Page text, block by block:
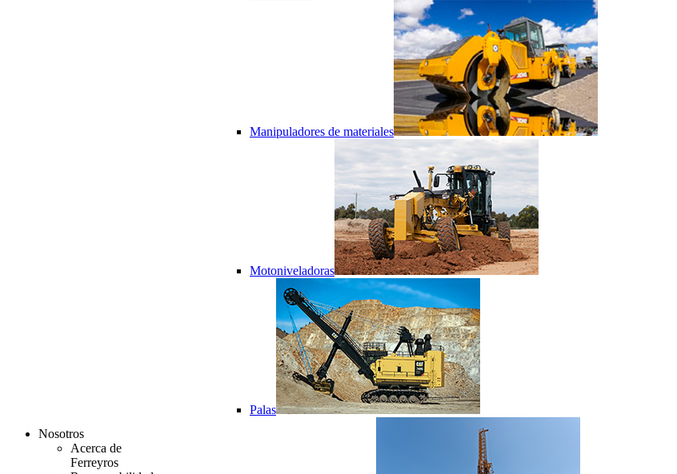
Nosotros
Acerca de
Ferreyros
Manipuladores de materiales
Motoniveladoras
Palas